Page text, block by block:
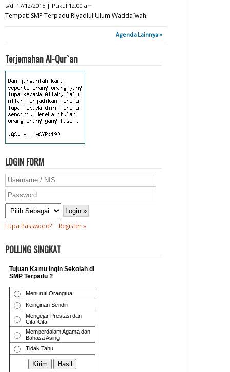
s/d. 17/12/2015 | Pukul 12:00 am
Tempat: SMP Terpadu Riyadlul Ulum Wadda`wah
Agenda Lainnya »
Terjemahan Al-Qur`an
LOGIN FORM
Lupa Password? | Register »
POLLING SINGKAT